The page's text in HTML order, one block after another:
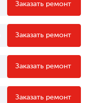
Заказать ремонт
Заказать ремонт
Заказать ремонт
Заказать ремонт